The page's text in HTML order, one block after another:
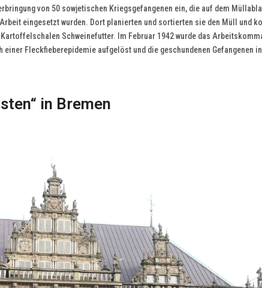
von 50 sowjetischen Kriegsgefangenen ein, die auf dem
eingesetzt wurden. Dort planierten und sortierten sie den Müll und
Schweinefutter. Im Februar 1942 wurde das
einer Fleckfieberepidemie aufgelöst und die geschundenen Gefangenen in
in Bremen